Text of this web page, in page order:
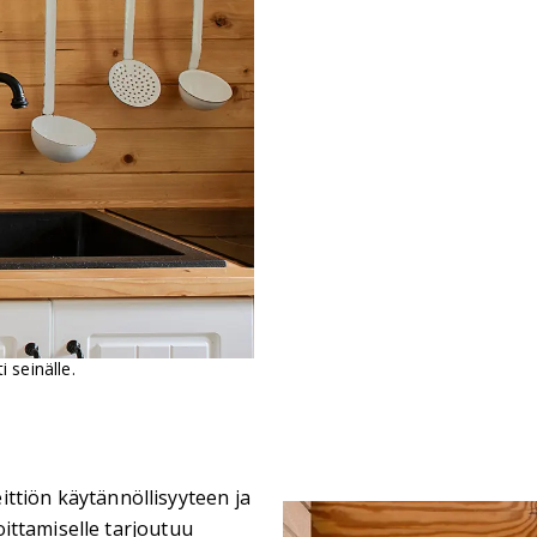
seinälle.
käytännöllisyyteen ja
tarjoutuu